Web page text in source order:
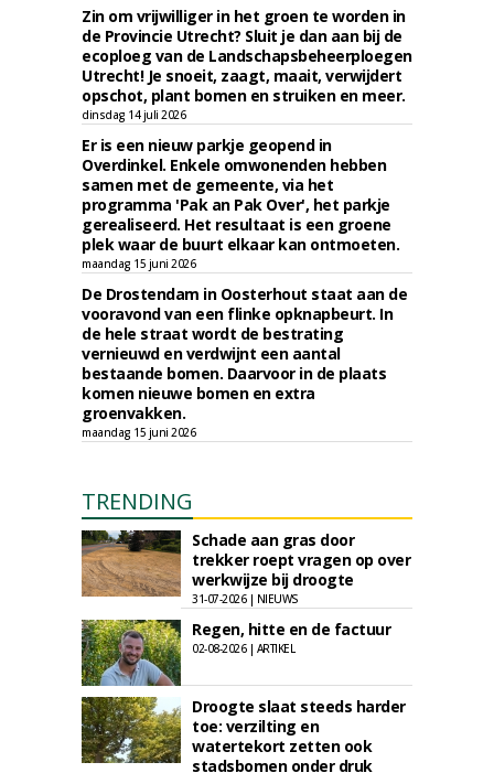
Zin om vrijwilliger in het groen te worden in
de Provincie Utrecht? Sluit je dan aan bij de
ecoploeg van de Landschapsbeheerploegen
Utrecht! Je snoeit, zaagt, maait, verwijdert
opschot, plant bomen en struiken en meer.
dinsdag 14 juli 2026
Er is een nieuw parkje geopend in
Overdinkel. Enkele omwonenden hebben
samen met de gemeente, via het
programma 'Pak an Pak Over', het parkje
gerealiseerd. Het resultaat is een groene
plek waar de buurt elkaar kan ontmoeten.
maandag 15 juni 2026
De Drostendam in Oosterhout staat aan de
vooravond van een flinke opknapbeurt. In
de hele straat wordt de bestrating
vernieuwd en verdwijnt een aantal
bestaande bomen. Daarvoor in de plaats
komen nieuwe bomen en extra
groenvakken.
maandag 15 juni 2026
TRENDING
Schade aan gras door
trekker roept vragen op over
werkwijze bij droogte
31-07-2026 | NIEUWS
Regen, hitte en de factuur
02-08-2026 | ARTIKEL
Droogte slaat steeds harder
toe: verzilting en
watertekort zetten ook
stadsbomen onder druk